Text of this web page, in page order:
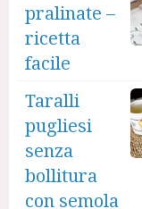
pralinate –
ricetta
facile
Taralli
pugliesi
senza
bollitura
con semola